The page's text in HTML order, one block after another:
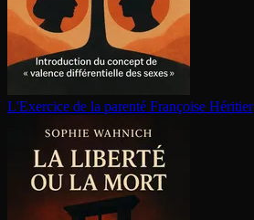
L'Exercice de la parenté Françoise Héritier